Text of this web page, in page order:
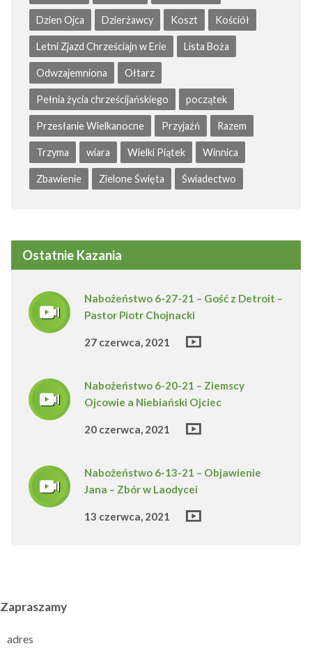
Dzien Ojca Dzierżawcy Koszt Kościół
Letni Zjazd Chrześciajn w Erie Lista Boża
Odwzajemniona Ołtarz
Pełnia życia chrześcijańskiego początek
Przesłanie Wielkanocne Przyjaźń Razem
Trzyma wiara Wielki Piątek Winnica
Zbawienie Zielone Święta Świadectwo
Ostatnie Kazania
Nabożeństwo 6-27-21 – Gość z Detroit –
Pastor Piotr Chojnacki
27 czerwca, 2021
Nabożeństwo 6-20-21 – Ziemscy
Ojcowie a Niebiański Ojciec
20 czerwca, 2021
Nabożeństwo 6-13-21 – Objawienie
Jana – Zbór w Laodycei
13 czerwca, 2021
Zapraszamy
adres